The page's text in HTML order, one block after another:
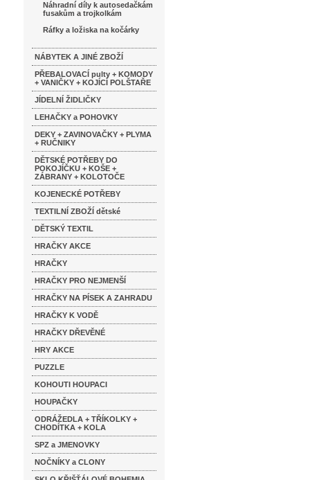
Náhradní díly k autosedačkám
fusakům a trojkolkám
Ráfky a ložiska na kočárky
NÁBYTEK A JINÉ ZBOŽÍ
PŘEBALOVACÍ pulty + KOMODY
+ VANIČKY + KOJÍCÍ POLŠTAŘE
JÍDELNÍ ŽIDLIČKY
LEHAČKY a POHOVKY
DEKY + ZAVINOVAČKY + PLYMA
+ RUČNIKY
DĚTSKÉ POTŘEBY DO
POKOJÍČKU + KOŠE +
ZÁBRANY + KOLOTOČE
KOJENECKÉ POTŘEBY
TEXTILNÍ ZBOŽÍ dětské
DĚTSKÝ TEXTIL
HRAČKY AKCE
HRAČKY
HRAČKY PRO NEJMENŠÍ
HRAČKY NA PÍSEK A ZAHRADU
HRAČKY K VODĚ
HRAČKY DŘEVĚNÉ
HRY AKCE
PUZZLE
KOHOUTI HOUPACI
HOUPAČKY
ODRÁŽEDLA + TŘÍKOLKY +
CHODÍTKA + KOLA
SPZ a JMENOVKY
NOČNÍKY a CLONY